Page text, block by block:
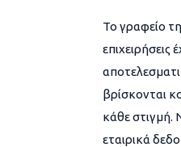
Το γραφείο
επιχειρήσεις
βρίσκονται
κάθε στιγμή.
εταιρικά